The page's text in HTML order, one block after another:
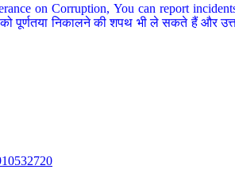
on Corruption, You can report
निकालने की शपथ भी ले सकते हैं और